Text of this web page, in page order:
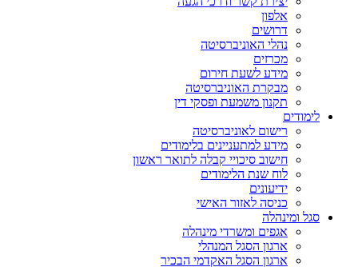
אלפון
דרושים
נהלי האוניברסיטה
מכרזים
מידע לשעת חירום
מבקרת האוניברסיטה
תקנון משמעת ופסקי דין
לימודים
רישום לאוניברסיטה
מידע למתעניינים בלימודים
חישוב סיכויי קבלה לתואר ראשון
לוח שנת הלימודים
ידיעונים
כניסה לאזור האישי
סגל ומינהלה
אגפים ומשרדי מינהלה
ארגון הסגל המנהלי
ארגון הסגל האקדמי הבכיר